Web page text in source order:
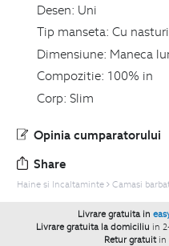
Desen: Uni
Tip manseta: Cu nasturi
Dimensiune: Maneca
Compozitie: 100% in
Corp: Slim
Opinia cumparatorului
Share
Haine si Incaltaminte Camasi
Livrare gratuita in
Livrare gratuita la domiciliu in
Retur gratuit in